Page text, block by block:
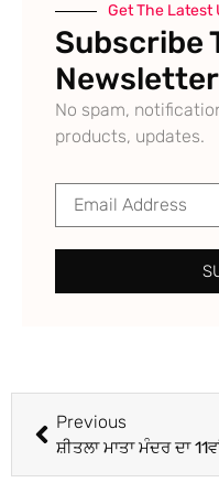
Get The Latest
Subscribe
Newsletter
No spam,
products, updates.
Previous